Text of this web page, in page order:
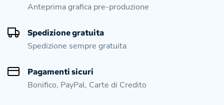
Anteprima grafica pre-produzione
Spedizione gratuita
Spedizione sempre gratuita
Pagamenti sicuri
Bonifico, PayPal, Carte di Credito